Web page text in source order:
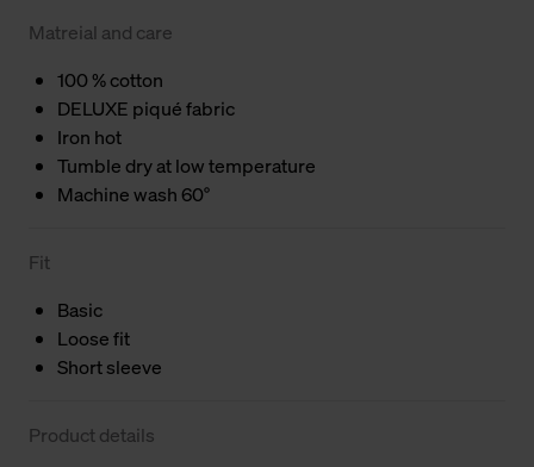
Matreial and care
100 % cotton
DELUXE piqué fabric
Iron hot
Tumble dry at low temperature
Machine wash 60°
Fit
Basic
Loose fit
Short sleeve
Product details